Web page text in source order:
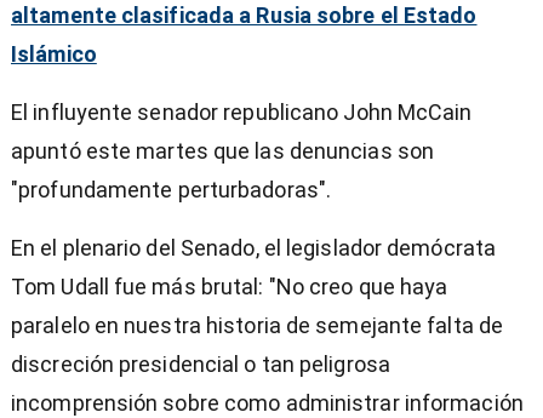
altamente clasificada a Rusia sobre el Estado
Islámico
El influyente senador republicano John McCain
apuntó este martes que las denuncias son
"profundamente perturbadoras".
En el plenario del Senado, el legislador demócrata
Tom Udall fue más brutal: "No creo que haya
paralelo en nuestra historia de semejante falta de
discreción presidencial o tan peligrosa
incomprensión sobre como administrar información